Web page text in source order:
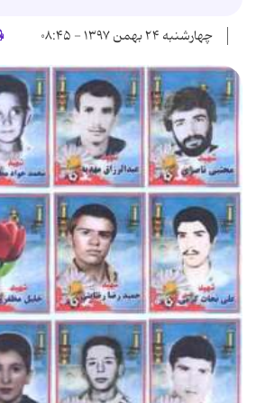
چهارشنبه ۲۴ بهمن ۱۳۹۷ - ۰۸:۴۵